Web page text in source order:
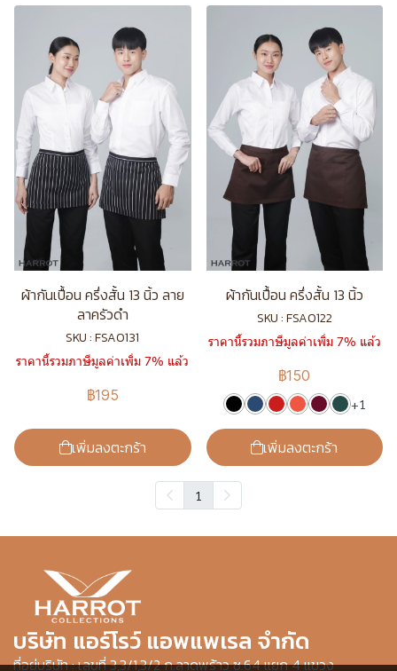
ผ้ากันเปื้อน ครึ่งสั้น 13 นิ้ว ลาย
ลาครัวดำ
SKU : FSA0131
ราคานี้รวมภาษีมูลค่าเพิ่ม 7% แล้ว
฿195
เพิ่มลงตะกร้า
ผ้ากันเปื้อน ครึ่งสั้น 13 นิ้ว
SKU : FSA0122
ราคานี้รวมภาษีมูลค่าเพิ่ม 7% แล้ว
฿150
+1
เพิ่มลงตะกร้า
1
บริษัท แอร์โรว์ แอพแพเรล จำกัด
ที่อยู่บริษัท : เลขที่ 3,3/1,3/2 ก.ลาดพร้าว ซ.64 แยก 4 แขวง